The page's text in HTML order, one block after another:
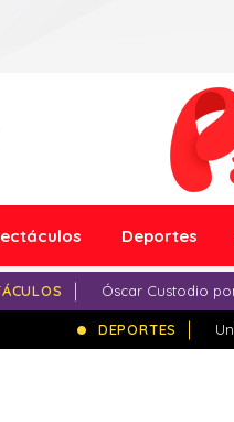
Deportes
Óscar Custodio
DEPORTES